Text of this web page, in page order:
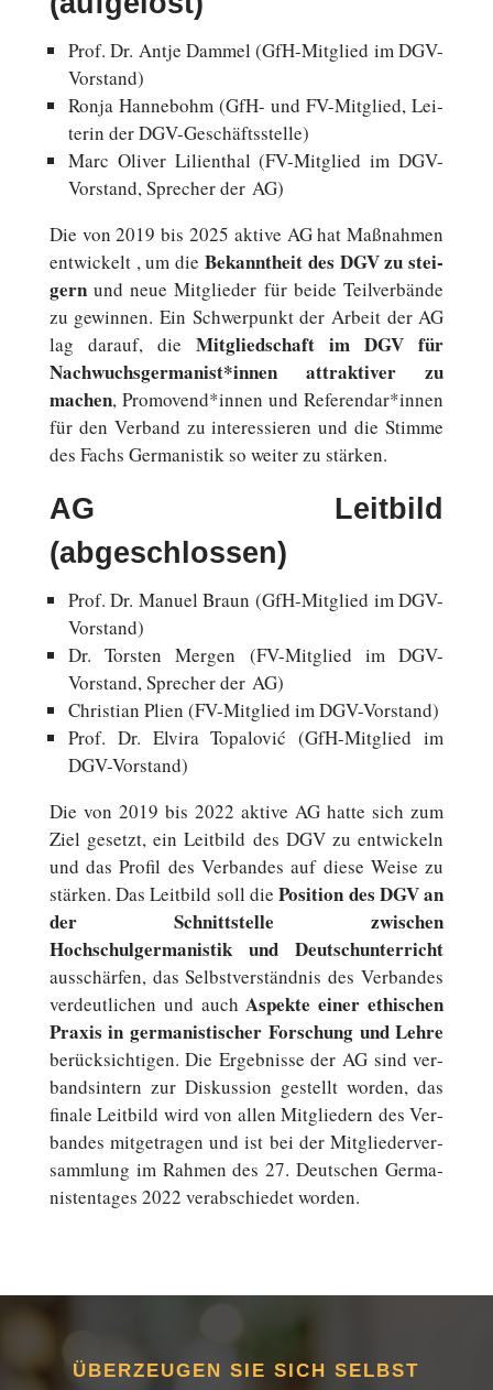
Prof. Dr. Antje Dammel (GfH-Mitglied im DGV-
Vorstand)
Ronja Han­ne­bohm (GfH- und FV-Mitglied, Lei­
te­rin der DGV-Geschäftsstelle)
Marc Oliver Li­li­en­thal (FV-Mitglied im DGV-
Vorstand, Spre­cher der AG)
Die von 2019 bis 2025 aktive AG hat Maß­nah­men
ent­wi­ckelt , um die Be­kannt­heit des DGV zu stei­
gernund neue Mit­glie­der für beide Teil­ver­bän­de
zu ge­win­nen. Ein Schwer­punkt der Arbeit der AG
lag darauf, die Mit­glied­schaft im DGV für
Nachwuchsgermanist*innen at­trak­ti­ver zu
machen, Promovend*innen und Referendar*innen
für den Verband zu in­ter­es­sie­ren und die Stimme
des Fachs Ger­ma­nis­tik so weiter zu stärken.
AG Leitbild
(abgeschlossen)
Prof. Dr. Manuel Braun (GfH-Mitglied im DGV-
Vorstand)
Dr. Torsten Mergen (FV-Mitglied im DGV-
Vorstand, Spre­cher der AG)
Chris­ti­an Plien (FV-Mitglied im DGV-Vorstand)
Prof. Dr. Elvira Topa­lo­vić (GfH-Mitglied im
DGV-Vorstand)
Die von 2019 bis 2022 aktive AG hatte sich zum
Ziel gesetzt, ein Leit­bild des DGV zu ent­wi­ckeln
und das Profil des Ver­ban­des auf diese Weise zu
stärken. Das Leit­bild soll diePo­si­ti­on des DGV an
der Schnitt­stel­le zwi­schen
Hochschulgermanistik und Deutsch­un­ter­richt
aus­schär­fen, das Selbst­ver­ständ­nis des Ver­ban­des
ver­deut­li­chen und auchAspekte einer ethi­schen
Praxis in ger­ma­nis­ti­scher For­schung und Lehre
be­rück­sich­ti­gen. Die Er­geb­nis­se der AG sind ver­
bands­in­tern zur Dis­kus­si­on ge­stellt worden, das
finale Leit­bild wird von allen Mit­glie­dern des Ver­
ban­des mit­ge­tra­gen und ist bei der Mit­glie­der­ver­
samm­lung im Rahmen des 27. Deutschen Ger­ma­
nis­ten­ta­ges 2022 ver­ab­schie­det worden.
ÜBERZEUGEN SIE SICH SELBST